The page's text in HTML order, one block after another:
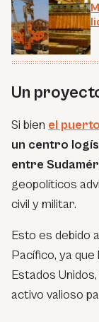
Un
Si bien el puerto
un centro
entre
geopolíticos
civil y militar.
Esto es debido
Pacífico, ya
Estados
activo valioso